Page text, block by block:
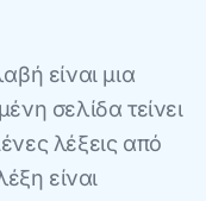
είναι μια
σελίδα τείνει
λέξεις από
είναι